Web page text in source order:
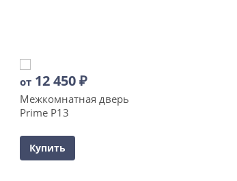
от 12 450₽
Межкомнатная дверь
Prime P13
Купить